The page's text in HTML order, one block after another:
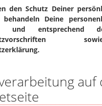
den Schutz Deiner
Deine
und entsprechend
auf